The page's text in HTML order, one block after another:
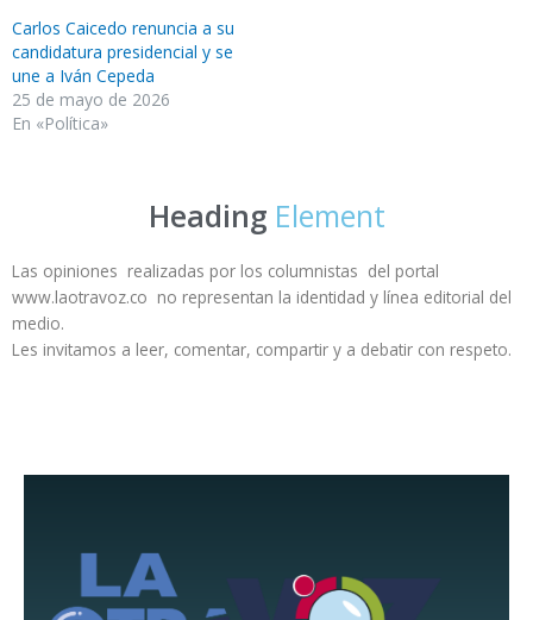
Carlos Caicedo renuncia a su
candidatura presidencial y se
une a Iván Cepeda
25 de mayo de 2026
En «Política»
Heading Element
Las opiniones realizadas por los columnistas del portal
www.laotravoz.co no representan la identidad y línea editorial del
medio.
Les invitamos a leer, comentar, compartir y a debatir con respeto.